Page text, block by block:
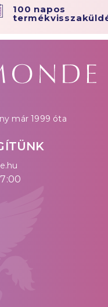
100 napos
már 1999 óta